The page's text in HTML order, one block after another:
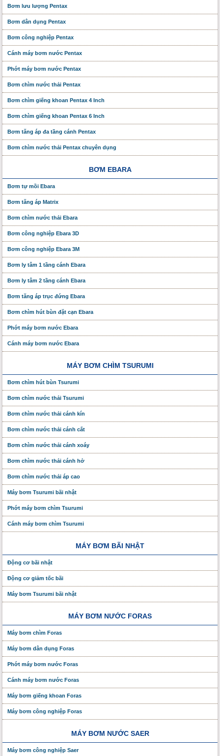
Bơm lưu lượng Pentax
Bơm dân dụng Pentax
Bơm công nghiệp Pentax
Cánh máy bơm nước Pentax
Phớt máy bơm nước Pentax
Bơm chìm nước thải Pentax
Bơm chìm giếng khoan Pentax 4 Inch
Bơm chìm giếng khoan Pentax 6 Inch
Bơm tăng áp đa tầng cánh Pentax
Bơm chìm nước thải Pentax chuyên dụng
BƠM EBARA
Bơm tự mồi Ebara
Bơm tăng áp Matrix
Bơm chìm nước thải Ebara
Bơm công nghiệp Ebara 3D
Bơm công nghiệp Ebara 3M
Bơm ly tâm 1 tầng cánh Ebara
Bơm ly tâm 2 tầng cánh Ebara
Bơm tăng áp trục đứng Ebara
Bơm chìm hút bùn đặt cạn Ebara
Phớt máy bơm nước Ebara
Cánh máy bơm nước Ebara
MÁY BƠM CHÌM TSURUMI
Bơm chìm hút bùn Tsurumi
Bơm chìm nước thải Tsurumi
Bơm chìm nước thải cánh kín
Bơm chìm nước thải cánh cắt
Bơm chìm nước thải cánh xoáy
Bơm chìm nước thải cánh hở
Bơm chìm nước thải áp cao
Máy bơm Tsurumi bãi nhật
Phớt máy bơm chìm Tsurumi
Cánh máy bơm chìm Tsurumi
MÁY BƠM BÃI NHẬT
Động cơ bãi nhật
Động cơ giảm tốc bãi
Máy bơm Tsurumi bãi nhật
MÁY BƠM NƯỚC FORAS
Máy bơm chìm Foras
Máy bơm dân dụng Foras
Phớt máy bơm nước Foras
Cánh máy bơm nước Foras
Máy bơm giếng khoan Foras
Máy bơm công nghiệp Foras
MÁY BƠM NƯỚC SAER
Máy bơm công nghiệp Saer